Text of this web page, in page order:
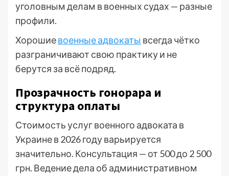
уголовным делам в военных судах — разные
профили.
Хорошиевоенные адвокаты всегда чётко
разграничивают свою практику и не
берутся за всё подряд.
Прозрачность гонорара и
структура оплаты
Стоимость услуг военного адвоката в
Украине в 2026 году варьируется
значительно. Консультация — от 500 до 2 500
грн. Ведение дела об административном